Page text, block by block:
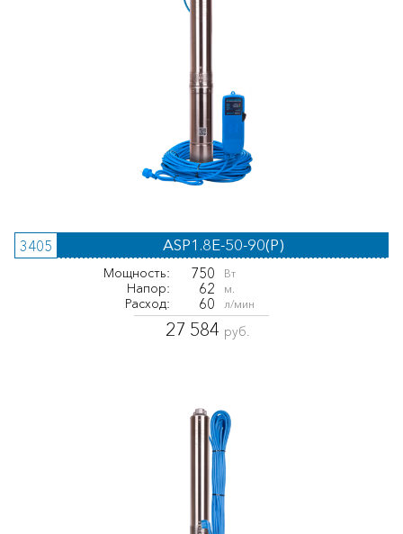
3405 ASP1.8E-50-90(P)
Мощность: 750 Вт
Напор: 62 м.
Расход: 60 л/мин
27 584 руб.